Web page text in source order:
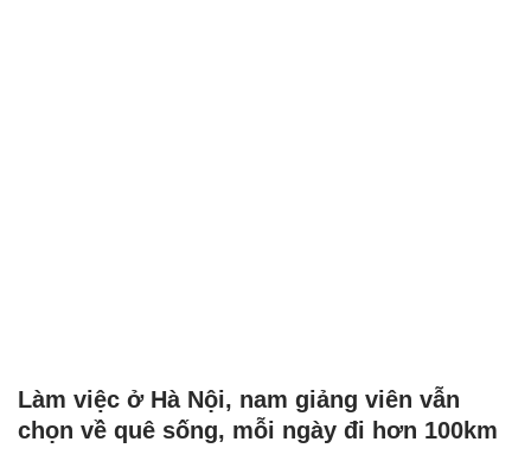
Làm việc ở Hà Nội, nam giảng viên vẫn
chọn về quê sống, mỗi ngày đi hơn 100km